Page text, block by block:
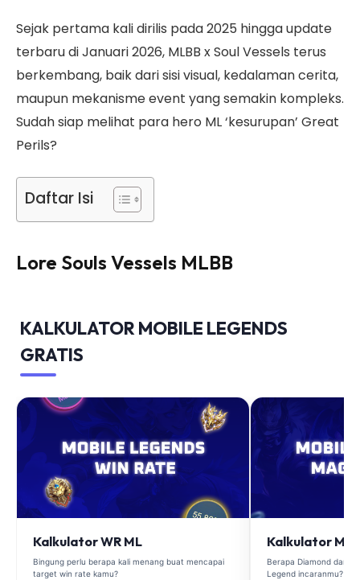
Sejak pertama kali dirilis pada 2025 hingga update
terbaru di Januari 2026, MLBB x Soul Vessels terus
berkembang, baik dari sisi visual, kedalaman cerita,
maupun mekanisme event yang semakin kompleks.
Sudah siap melihat para hero ML ‘kesurupan’ Great
Perils?
Daftar Isi
Lore Souls Vessels MLBB
KALKULATOR MOBILE LEGENDS
GRATIS
Kalkulator WR ML
Bingung perlu berapa kali menang buat mencapai
target win rate kamu?
Kalkulator
Berapa Diamond dan
Legend incaranmu?